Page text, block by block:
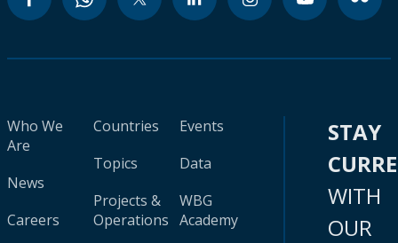
Who We
Are
News
Careers
Countries
Topics
Projects &
Operations
Events
Data
WBG
Academy
STAY
WITH
OUR